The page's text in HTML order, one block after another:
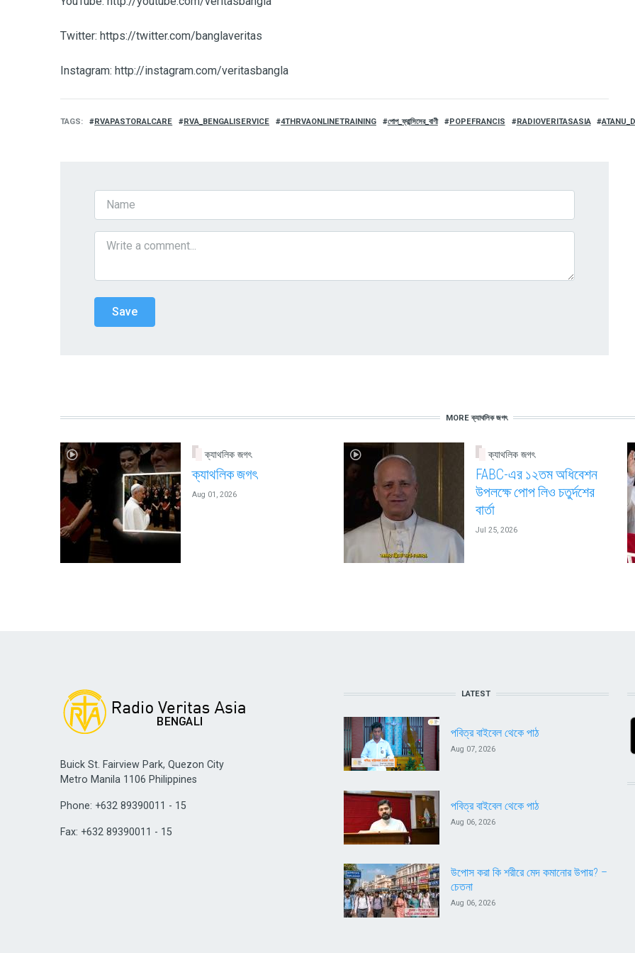
Twitter: https://twitter.com/banglaveritas
Instagram: http://instagram.com/veritasbangla
TAGS RVAPASTORALCARE RVA_BENGALISERVICE 4THRVAONLINETRAINING পোপ_ফ্রান্সিসের_বাণী POPEFRANCIS RADIOVERITASASIA
MORE ক্যাথলিক জগৎ
ক্যাথলিক জগৎ
ক্যাথলিক জগৎ
Aug 01, 2026
ক্যাথলিক জগৎ
FABC-এর ১২তম অধিবেশন
উপলক্ষে পোপ লিও চতুর্দশের
বার্তা
Jul 25, 2026
Buick St. Fairview Park, Quezon City
Metro Manila 1106 Philippines
Phone: +632 89390011 - 15
Fax: +632 89390011 - 15
LATEST
পবিত্র বাইবেল থেকে পাঠ
Aug 07, 2026
পবিত্র বাইবেল থেকে পাঠ
Aug 06, 2026
উপোস করা কি শরীরে মেদ কমানোর উপায়? –
চেতনা
Aug 06, 2026